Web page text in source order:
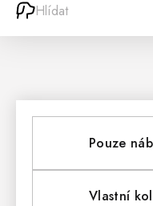
Hlídat
Pouze
Vlastní